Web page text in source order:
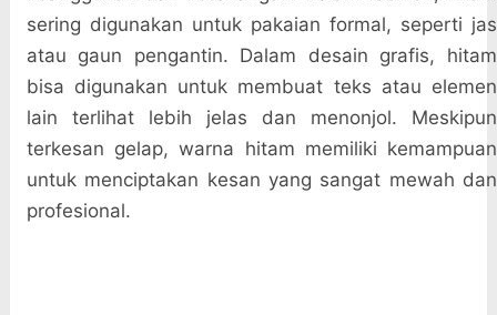
sering digunakan untuk pakaian formal, seperti jas
atau gaun pengantin. Dalam desain grafis, hitam
bisa digunakan untuk membuat teks atau elemen
lain terlihat lebih jelas dan menonjol. Meskipun
terkesan gelap, warna hitam memiliki kemampuan
untuk menciptakan kesan yang sangat mewah dan
profesional.